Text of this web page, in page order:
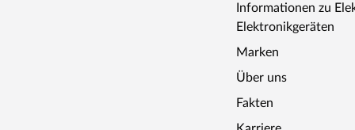
Informationen zu
Elektronikgeräten
Marken
Über uns
Fakten